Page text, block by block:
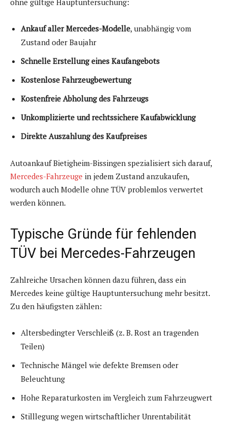
ohne gültige Hauptuntersuchung:
Ankauf aller Mercedes-Modelle, unabhängig vom
Zustand oder Baujahr
Schnelle Erstellung eines Kaufangebots
Kostenlose Fahrzeugbewertung
Kostenfreie Abholung des Fahrzeugs
Unkomplizierte und rechtssichere Kaufabwicklung
Direkte Auszahlung des Kaufpreises
Autoankauf Bietigheim-Bissingen spezialisiert sich darauf,
Mercedes-Fahrzeuge in jedem Zustand anzukaufen,
wodurch auch Modelle ohne TÜV problemlos verwertet
werden können.
Typische Gründe für fehlenden
TÜV bei Mercedes-Fahrzeugen
Zahlreiche Ursachen können dazu führen, dass ein
Mercedes keine gültige Hauptuntersuchung mehr besitzt.
Zu den häufigsten zählen:
Altersbedingter Verschleiß (z. B. Rost an tragenden
Teilen)
Technische Mängel wie defekte Bremsen oder
Beleuchtung
Hohe Reparaturkosten im Vergleich zum Fahrzeugwert
Stilllegung wegen wirtschaftlicher Unrentabilität